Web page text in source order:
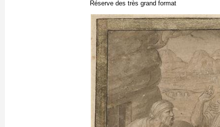
Réserve des très grand format